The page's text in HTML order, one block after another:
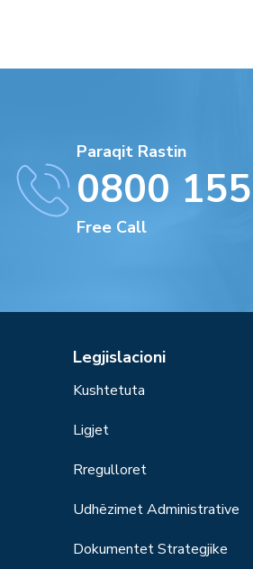
Paraqit Rastin
0800
Free Call
Legjislacioni
Kushtetuta
Ligjet
Rregulloret
Udhëzimet Administrative
Dokumentet Strategjike